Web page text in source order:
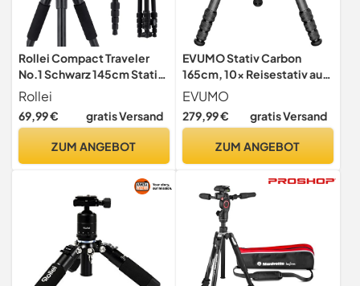
Rollei Compact Traveler
No.1 Schwarz 145cm Stativ
Kamera aus Aluminium
Rollei
69,99 € gratis Versand
ZUM ANGEBOT
EVUMO Stativ Carbon
165cm, 10x Reisestativ aus
Kohlefaser, Tripod Carbon
Fiber mit Magnetische
Winkelverstellung, Kamera
Fotostativ, Video Stative
Tragkraft
EVUMO
279,99 € gratis Versand
ZUM ANGEBOT